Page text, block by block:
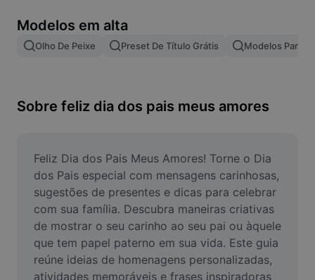
Mesclar imagens
Redimensionar Imagem
Criador de Memes
AI Text Remover
AI People Remover
AI Inpainting
Face Cutout
Modelos em alta
Olho De Peixe Preset De Título Grátis Modelos Para
Sobre feliz dia dos pais meus amores
Feliz Dia dos Pais Meus Amores! Torne o Dia
dos Pais especial com mensagens carinhosas,
sugestões de presentes e dicas para celebrar
com sua família. Descubra maneiras criativas
de mostrar o seu carinho ao seu pai ou àquele
que tem papel paterno em sua vida. Este guia
reúne ideias de homenagens personalizadas,
atividades memoráveis e frases inspiradoras